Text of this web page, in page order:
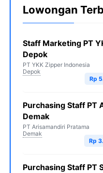
Lowongan
Staff Marketing PT
Depok
PT YKK Zipper Indonesia
Depok
Rp
Purchasing Staff PT
Demak
PT Arisamandiri Pratama
Demak
Rp
Purchasing Staff PT